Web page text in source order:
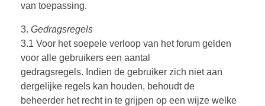
van toepassing.
3. Gedragsregels
3.1 Voor het soepele verloop van het forum gelden
voor alle gebruikers een aantal
gedragsregels. Indien de gebruiker zich niet aan
dergelijke regels kan houden, behoudt de
beheerder het recht in te grijpen op een wijze welke